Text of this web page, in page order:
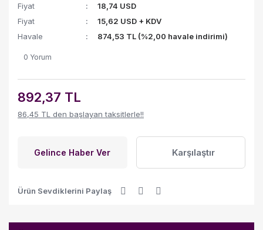
Fiyat
18,74 USD
Fiyat
15,62 USD + KDV
Havale
874,53 TL (%2,00 havale indirimi)
0 Yorum
892,37 TL
86,45 TL den başlayan taksitlerle!!
Gelince Haber Ver Karşılaştır
Ürün Sevdiklerini Paylaş